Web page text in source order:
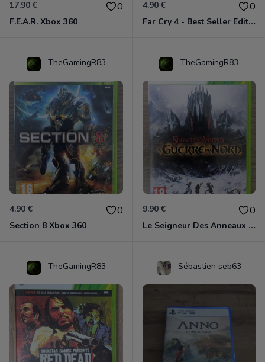
17.90 € 0
F.E.A.R. Xbox 360
4.90 € 0
Far Cry 4 - Best Seller Edition Xbox 360
TheGamingR83
4.90 € 0
Section 8 Xbox 360
TheGamingR83
9.90 € 0
Le Seigneur Des Anneaux - La Guerre Du Nord Xbox 360
TheGamingR83 Sébastien seb63